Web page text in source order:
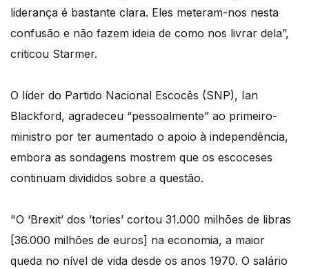
liderança é bastante clara. Eles meteram-nos nesta
confusão e não fazem ideia de como nos livrar dela”,
criticou Starmer.
O líder do Partido Nacional Escocês (SNP), Ian
Blackford, agradeceu “pessoalmente” ao primeiro-
ministro por ter aumentado o apoio à independência,
embora as sondagens mostrem que os escoceses
continuam divididos sobre a questão.
"O ‘Brexit’ dos ’tories’ cortou 31.000 milhões de libras
[36.000 milhões de euros] na economia, a maior
queda no nível de vida desde os anos 1970. O salário